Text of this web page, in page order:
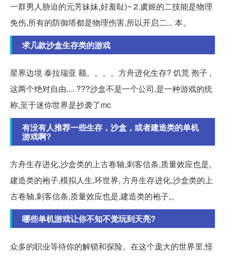
一群男人胁迫的元芳妹妹,好羞耻)~ 2.虞姬的二技能是物理
免伤,所有的防御塔都是物理伤害,所以开启二... 本。
求几款沙盒生存类的游戏
星界边境 泰拉瑞亚 额。。。。方舟进化生存? 饥荒 孢子 ,
这两个绝对自由.... ???沙盒不是一个公司,是一种游戏的统
称,至于迷你世界是抄袭了mc
有没有人推荐一些生存，沙盒，或者建造类的单机
游戏啊?
方舟生存进化,沙盒类的上古卷轴,刺客信条,质量效应也是,
建造类的袍子,模拟人生,环世界, 方舟生存进化,沙盒类的上
古卷轴,刺客信条,质量效应也是,建造类的袍子,。
哪些单机游戏让你不知不觉玩到天亮?
众多的职业等待你的解锁和探险。在这个庞大的世界里,怪